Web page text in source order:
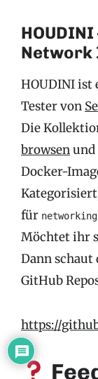
Network
HOUDINI ist
Tester von
Die
browsenund
Docker-
für networking
Möchtet ihr
Dann
GitHub
https://